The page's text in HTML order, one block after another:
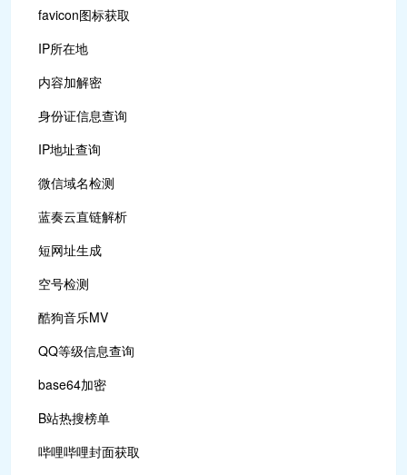
favicon图标获取
IP所在地
内容加解密
身份证信息查询
IP地址查询
微信域名检测
蓝奏云直链解析
短网址生成
空号检测
酷狗音乐MV
QQ等级信息查询
base64加密
B站热搜榜单
哔哩哔哩封面获取